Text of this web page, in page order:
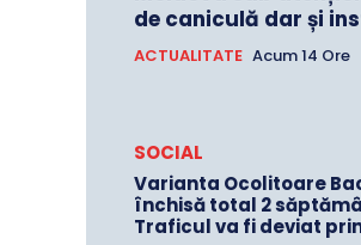
de caniculă dar și
ACTUALITATE Acum 14 Ore
SOCIAL
Varianta Ocolitoare
închisă total 2
Traficul va fi deviat